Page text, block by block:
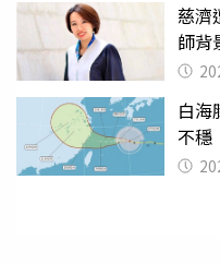
慈濟
師背
白海
不